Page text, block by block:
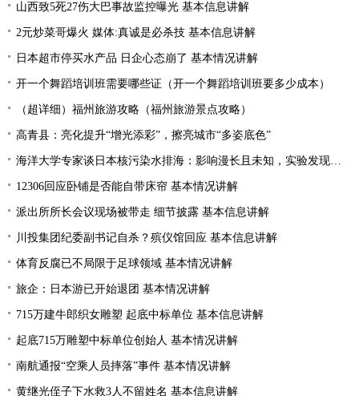
山西致5死27伤大巴事故监控曝光 基本信息讲解
2元炒菜哥爆火 媒体:真诚是必杀技 基本信息讲解
日本超市停买水产品 日企心态崩了 基本情况讲解
开一个舞蹈培训班需要哪些证（开一个舞蹈培训班要多少成本）
（超详细）福州旅游攻略（福州旅游景点攻略）
高青县：亮化提升“增光添彩”，擦亮城市“多姿底色”
海洋大学专家谈日本核污染水排海：影响漫长且未知，实验发现会损害贝类摄食与免疫功能
12306回应卧铺是否能自带床帘 基本情况讲解
派出所所长会议现场被带走 细节披露 基本信息讲解
川投集团纪委副书记自杀？殡仪馆回应 基本信息讲解
体育反腐已不局限于足球领域 基本情况讲解
旅企：日本游已开始退团 基本情况讲解
715万建牛郎织女雕塑 起底中标单位 基本信息讲解
起底715万雕塑中标单位创始人 基本情况讲解
南航通报“空乘人员摔落”事件 基本情况讲解
黄继光侄子下水救3人不留姓名 基本信息讲解